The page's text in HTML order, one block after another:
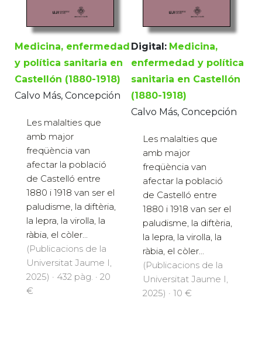
Medicina, enfermedad
y política sanitaria en
Castellón (1880-1918)
Calvo Más, Concepción
Les malalties que
amb major
freqüència van
afectar la població
de Castelló entre
1880 i 1918 van ser el
paludisme, la diftèria,
la lepra, la virolla, la
ràbia, el còler...
(Publicacions de la
Universitat Jaume I,
2025) · 432 pàg. · 20
€
Digital: Medicina,
enfermedad y política
sanitaria en Castellón
(1880-1918)
Calvo Más, Concepción
Les malalties que
amb major
freqüència van
afectar la població
de Castelló entre
1880 i 1918 van ser el
paludisme, la diftèria,
la lepra, la virolla, la
ràbia, el còler...
(Publicacions de la
Universitat Jaume I,
2025) · 10 €